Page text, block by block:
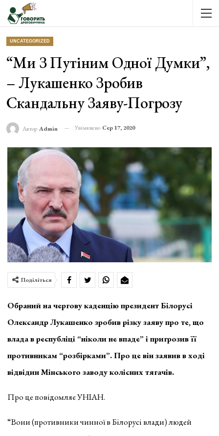
UNCATEGORIZED
“Ми З Путіним Одної Думки”,
– Лукашенко Зробив
Скандальну Заяву-Погрозу
Автор Admin Увімкнено Сер 17, 2020
Поділіться
Обраний на чергову каденцію президент Білорусі
Олександр Лукашенко зробив різку заяву про те, що
влада в республіці “ніколи не впаде” і пригрозив її
противникам “розбірками”. Про це він заявив в ході
відвідин Мінського заводу колісних тягачів.
Про це повідомляє УНІАН.
“Вони (противники чинної в Білорусі влади) людей